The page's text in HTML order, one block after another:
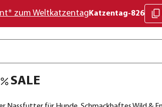
zum Weltkatzentag Katzentag-826
SALE